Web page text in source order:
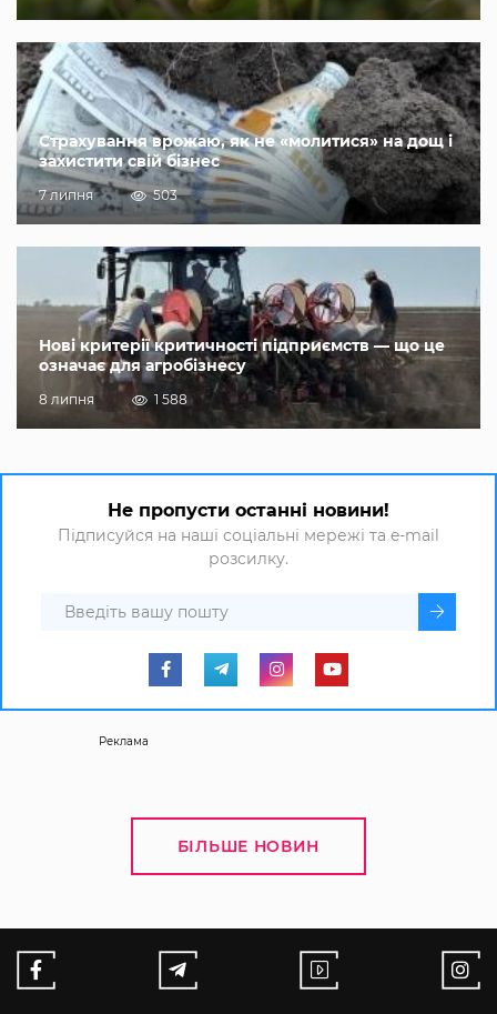
Страхування врожаю, як не «молитися» на дощ і
захистити свій бізнес
7 липня 503
Нові критерії критичності підприємств — що це
означає для агробізнесу
8 липня 1 588
Не пропусти останні новини!
Підписуйся на наші соціальні мережі та e-mail
розсилку.
Реклама
БІЛЬШЕ НОВИН